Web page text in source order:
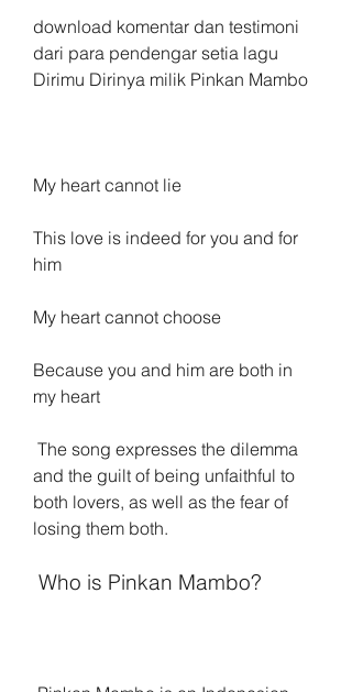
download komentar dan testimoni
dari para pendengar setia lagu
Dirimu Dirinya milik Pinkan Mambo
My heart cannot lie
This love is indeed for you and for
him
My heart cannot choose
Because you and him are both in
my heart
and the guilt of being unfaithful to
both lovers, as well as the fear of
losing them both.
Who is Pinkan Mambo?